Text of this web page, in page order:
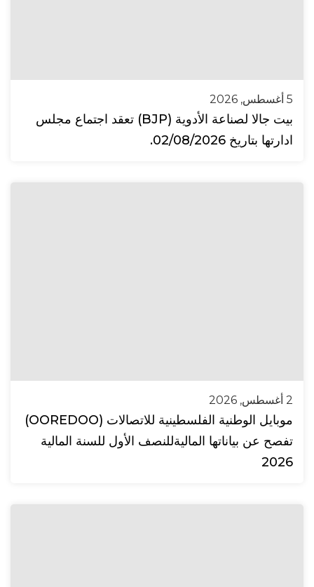
5 أغسطس, 2026
بيت جالا لصناعة الأدوية (BJP) تعقد اجتماع مجلس
ادارتها بتاريخ 02/08/2026.
2 أغسطس, 2026
موبايل الوطنية الفلسطينية للاتصالات (OOREDOO)
تفصح عن بياناتها الماليةللنصف الأول للسنة المالية
2026